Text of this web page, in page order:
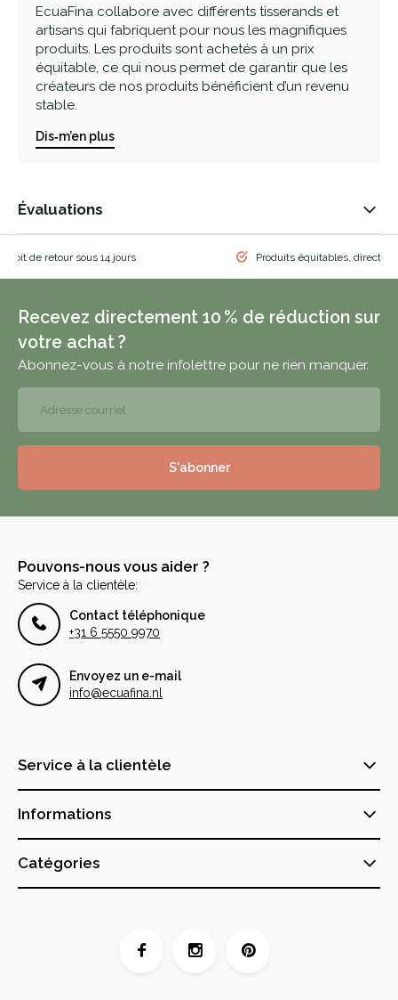
EcuaFina collabore avec différents tisserands et
artisans qui fabriquent pour nous les magnifiques
produits. Les produits sont achetés à un prix
équitable, ce qui nous permet de garantir que les
créateurs de nos produits bénéficient d’un revenu
stable.
Dis‑m’en plus
Évaluations
de retour sous 14 jours Produits équitables,
Recevez directement 10 % de réduction sur
votre achat ?
Abonnez-vous à notre infolettre pour ne rien manquer.
S'abonner
Pouvons-nous vous aider ?
Service à la clientèle:
Contact téléphonique
+31 6 5550 9970
Envoyez un e-mail
info@ecuafina.nl
Service à la clientèle
Informations
Catégories